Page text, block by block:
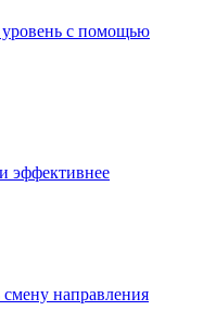
с помощью
эффективнее
смену направления